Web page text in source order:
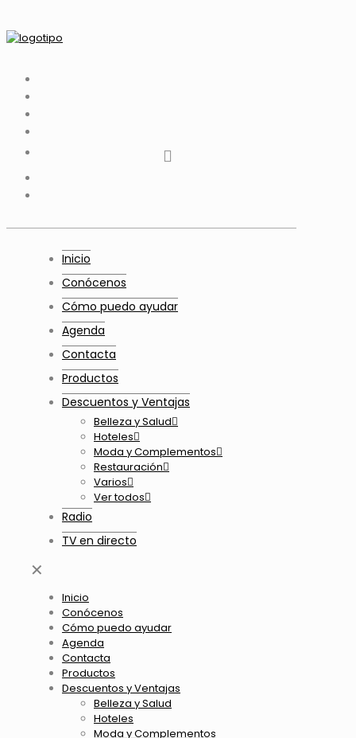
Youtube
Inicio
Conócenos
Cómo puedo ayudar
Agenda
Contacta
Productos
Descuentos y Ventajas
Belleza y Salud
Hoteles
Moda y Complementos
Restauración
Varios
Ver todos
Radio
TV en directo
✕
Inicio
Conócenos
Cómo puedo ayudar
Agenda
Contacta
Productos
Descuentos y Ventajas
Belleza y Salud
Hoteles
Moda y Complementos